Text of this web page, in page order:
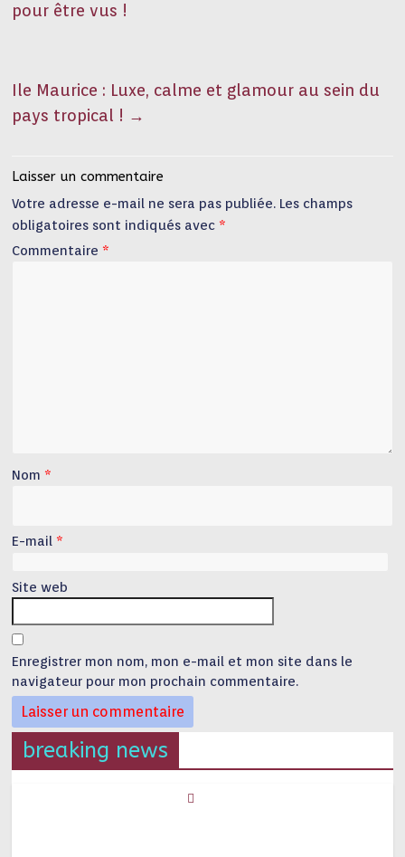
pour être vus !
Ile Maurice : Luxe, calme et glamour au sein du
pays tropical ! →
Laisser un commentaire
Votre adresse e-mail ne sera pas publiée. Les champs
obligatoires sont indiqués avec *
Commentaire *
Nom *
E-mail *
Site web
Enregistrer mon nom, mon e-mail et mon site dans le
navigateur pour mon prochain commentaire.
breaking news